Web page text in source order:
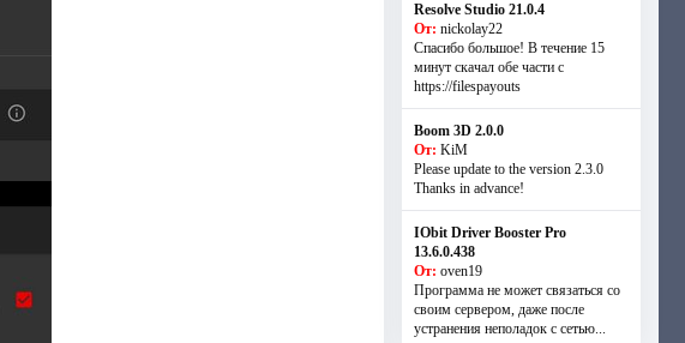
Resolve Studio 21.0.4
От: nickolay22
Спасибо большое! В течение 15
минут скачал обе части с
https://filespayouts
Boom 3D 2.0.0
От: KiM
Please update to the version 2.3.0
Thanks in advance!
IObit Driver Booster Pro
13.6.0.438
От: oven19
Программа не может связаться со
своим сервером, даже после
устранения неполадок с сетью...